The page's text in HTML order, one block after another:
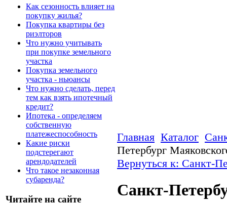
Как сезонность влияет на
покупку жилья?
Покупка квартиры без
риэлторов
Что нужно учитывать
при покупке земельного
участка
Покупка земельного
участка - ньюансы
Что нужно сделать, перед
тем как взять ипотечный
кредит?
Ипотека - определяем
собственную
платежеспособность
Какие риски
подстерегают
арендодателей
Что такое незаконная
субаренда?
Читайте на сайте
Главная Каталог
Петербург
Вернуться к: Санкт-
Санкт-